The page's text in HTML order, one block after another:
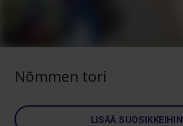
Nõmmen tori
LISÄÄ SUOSIKKEIHIN